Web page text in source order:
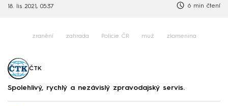
18. lis 2021, 05:37 6 min čtení
zranění zahrada Policie ČR muž zlomenina
ČTK
Spolehlivý, rychlý a nezávislý zpravodajský servis.